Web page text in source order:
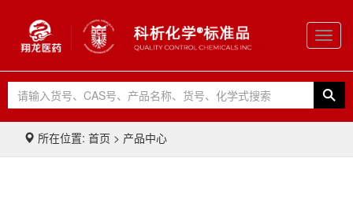
所在位置: 首页 > 产品中心